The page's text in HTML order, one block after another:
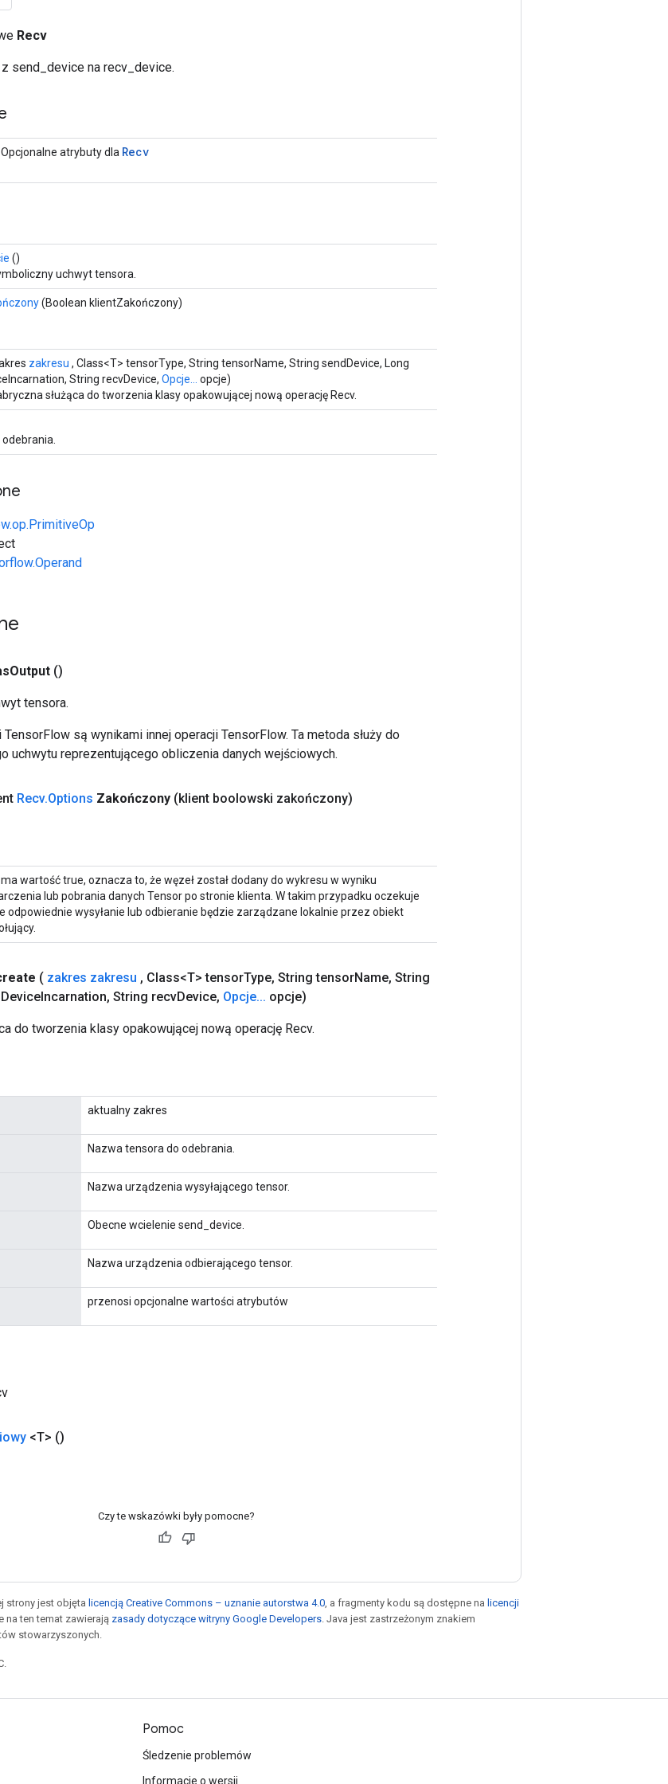
Recv
send_device na recv_device.
Opcjonalne atrybuty dla Recv
()
uchwyt tensora.
(Boolean klientZakończony)
zakresu , Class<T> tensorType, String tensorName, String sendDevice, Long
String recvDevice, Opcje...
opcje)
służąca do tworzenia klasy opakowującej nową operację Recv.
Output ()
tensora.
są wynikami innej operacji TensorFlow. Ta metoda służy do
uchwytu reprezentującego obliczenia danych wejściowych.
Recv.Options Zakończony (klient boolowski zakończony)
wartość true, oznacza to, że węzeł został dodany do wykresu w wyniku
lub pobrania danych Tensor po stronie klienta. W takim przypadku oczekuje
odpowiednie wysyłanie lub odbieranie będzie zarządzane lokalnie przez obiekt
( zakres zakresu , Class<T> tensorType, String tensorName, String
DeviceIncarnation, String recvDevice, Opcje... opcje)
do tworzenia klasy opakowującej nową operację Recv.
aktualny zakres
Nazwa tensora do odebrania.
Nazwa urządzenia wysyłającego tensor.
Obecne wcielenie send_device.
Nazwa urządzenia odbierającego tensor.
przenosi opcjonalne wartości atrybutów
<T> ()
Czy te wskazówki były pomocne?
strony jest objęta licencją Creative Commons – uznanie autorstwa 4.0 , a fragmenty kodu są dostępne na licencji
na ten temat zawierają zasady dotyczące witryny Google Developers . Java jest zastrzeżonym znakiem
stowarzyszonych.
Pomoc
Śledzenie problemów
Informacje o wersji